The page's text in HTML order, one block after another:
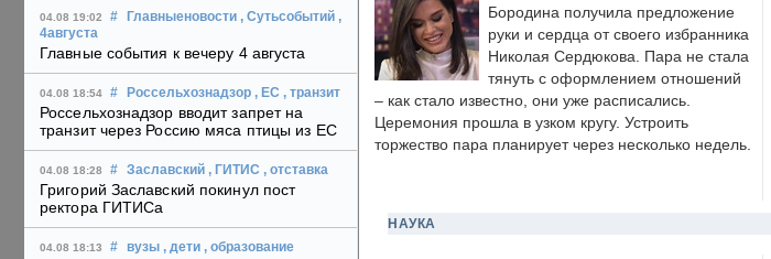
04.08 19:02 # Главныеновости , Сутьсобытий ,
4августа
Главные события к вечеру 4 августа
04.08 18:54 # Россельхознадзор , ЕС , транзит
Россельхознадзор вводит запрет на
транзит через Россию мяса птицы из ЕС
04.08 18:28 # Заславский , ГИТИС , отставка
Григорий Заславский покинул пост
ректора ГИТИСа
04.08 18:13 # вузы , дети , образование
Бородина получила предложение
руки и сердца от своего избранника
Николая Сердюкова. Пара не стала
тянуть с оформлением отношений
– как стало известно, они уже расписались.
Церемония прошла в узком кругу. Устроить
торжество пара планирует через несколько недель.
НАУКА